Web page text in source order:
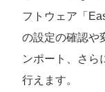
フトウェア「
の設定の確認や
ンポート、さら
行えます。